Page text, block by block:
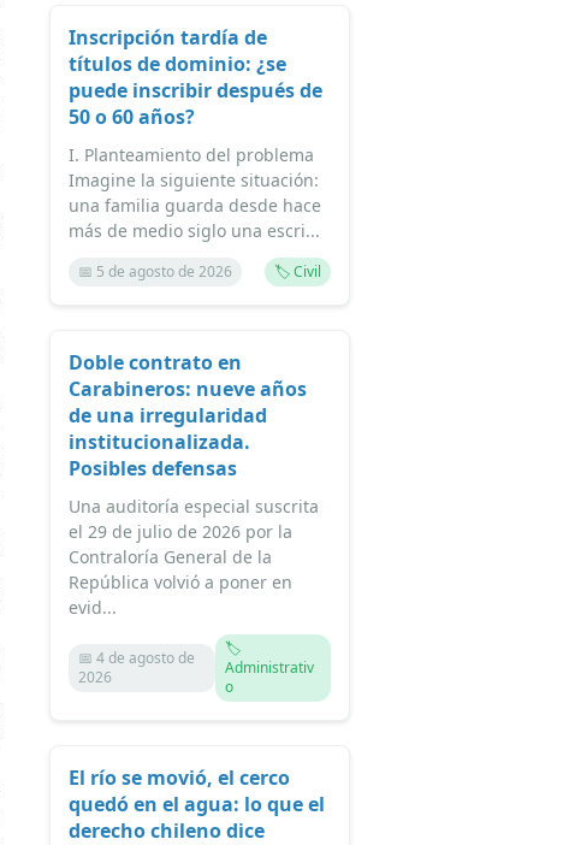
Inscripción tardía de
títulos de dominio: ¿se
puede inscribir después de
50 o 60 años?
I. Planteamiento del problema
Imagine la siguiente situación:
una familia guarda desde hace
más de medio siglo una escri...
📅 5 de agosto de 2026 🏷️ Civil
Doble contrato en
Carabineros: nueve años
de una irregularidad
institucionalizada.
Posibles defensas
Una auditoría especial suscrita
el 29 de julio de 2026 por la
Contraloría General de la
República volvió a poner en
evid...
📅 4 de agosto de
2026
🏷️
Administrativ
o
El río se movió, el cerco
quedó en el agua: lo que el
derecho chileno dice